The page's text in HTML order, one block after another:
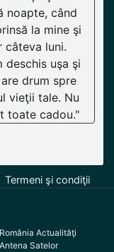
noapte, când
la mine şi
câteva luni.
deschis uşa şi
drum spre
vieţii tale. Nu
toate cadou."
Termeni şi condiţii
Actualităţi
Satelor